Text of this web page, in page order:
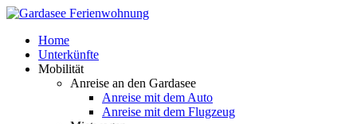
Home
Unterkünfte
Mobilität
Anreise an den Gardasee
Anreise mit dem Auto
Anreise mit dem Flugzeug